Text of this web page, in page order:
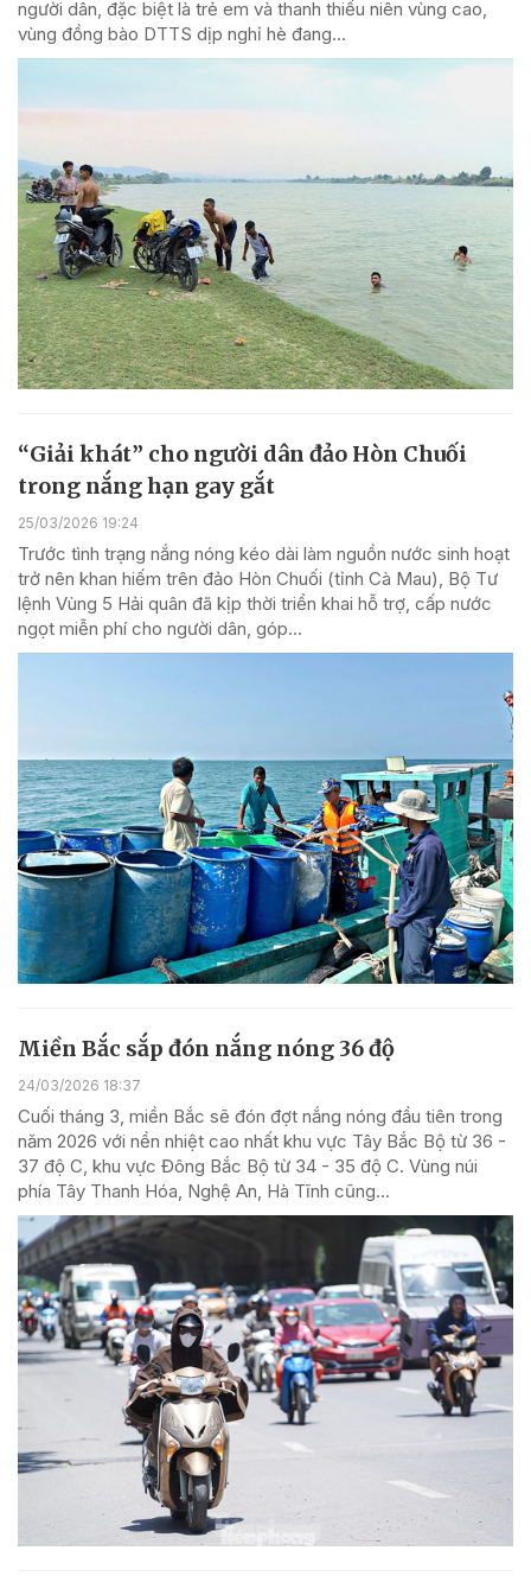
người dân, đặc biệt là trẻ em và thanh thiếu niên vùng cao,
vùng đồng bào DTTS dịp nghỉ hè đang...
“Giải khát” cho người dân đảo Hòn Chuối
trong nắng hạn gay gắt
25/03/2026 19:24
Trước tình trạng nắng nóng kéo dài làm nguồn nước sinh hoạt
trở nên khan hiếm trên đảo Hòn Chuối (tỉnh Cà Mau), Bộ Tư
lệnh Vùng 5 Hải quân đã kịp thời triển khai hỗ trợ, cấp nước
ngọt miễn phí cho người dân, góp...
Miền Bắc sắp đón nắng nóng 36 độ
24/03/2026 18:37
Cuối tháng 3, miền Bắc sẽ đón đợt nắng nóng đầu tiên trong
năm 2026 với nền nhiệt cao nhất khu vực Tây Bắc Bộ từ 36 -
37 độ C, khu vực Đông Bắc Bộ từ 34 - 35 độ C. Vùng núi
phía Tây Thanh Hóa, Nghệ An, Hà Tĩnh cũng...